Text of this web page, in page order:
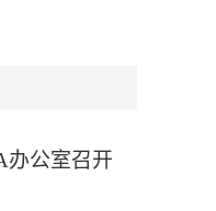
办公室召开